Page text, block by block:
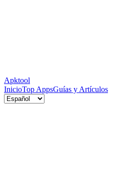
Apktool
InicioTop AppsGuías y Artículos